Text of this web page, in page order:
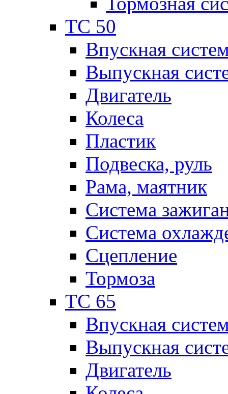
TC 50
Впускная
Выпускная
Двигатель
Колеса
Пластик
Подвеска, руль
Рама, маятник
Система
Система
Сцепление
Тормоза
TC 65
Впускная
Выпускная
Двигатель